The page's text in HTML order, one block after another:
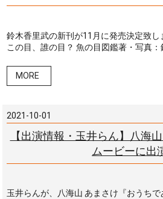
鈴木香里武の新刊が11月に発売決定致し
この目、誰の目？ 魚の目図鑑著・写真：
MORE
2021-10-01
【出演情報・玉井らん】八海
ムービーに出
玉井らんが、八海山 あまさけ『おうち